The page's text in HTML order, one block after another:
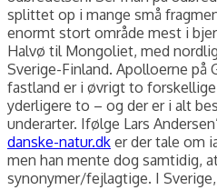
splittet op i mange små
enormt stort område mest i
Halvø til Mongoliet, med
Sverige-Finland. Apolloerne på
fastland er i øvrigt to
yderligere to – og der er i alt
underarter. Ifølge Lars
danske-natur.dk er der tale om
men han mente dog samtidig,
synonymer/fejlagtige. I